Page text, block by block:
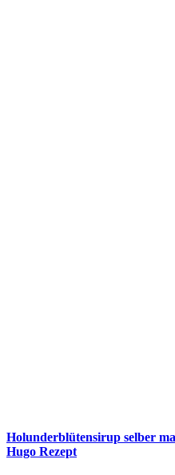
Holunderblütensirup selber
Hugo Rezept